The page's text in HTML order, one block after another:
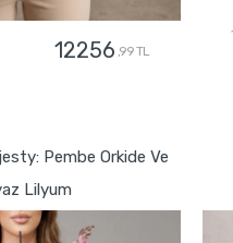
12256 ,99 TL
Pembe Orkide Ve
Lilyum